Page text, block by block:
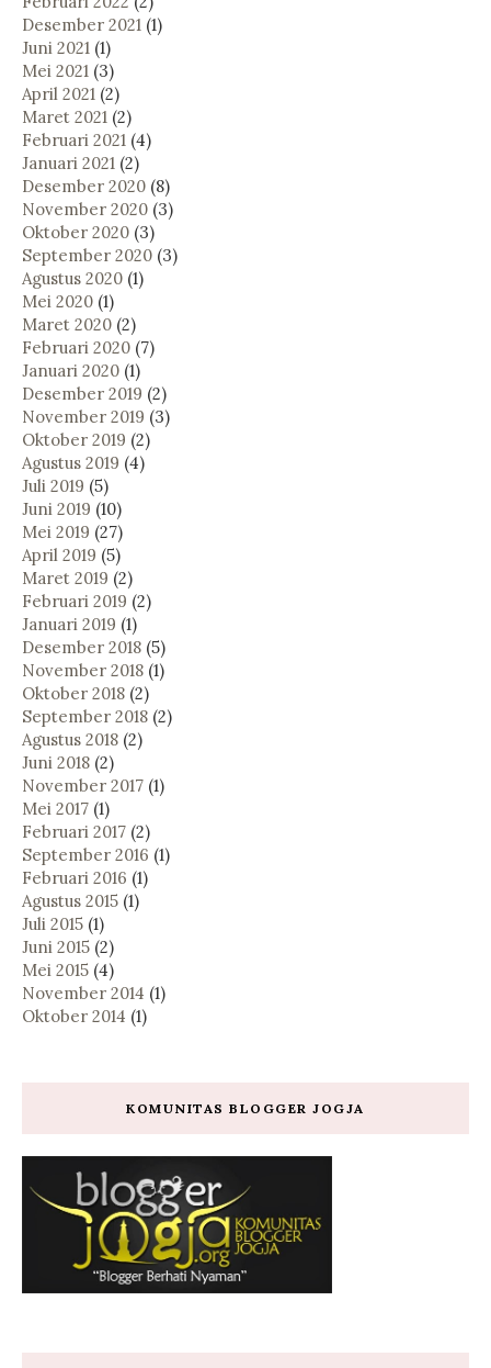
Desember 2021 (1)
Juni 2021 (1)
Mei 2021 (3)
April 2021 (2)
Maret 2021 (2)
Februari 2021 (4)
Januari 2021 (2)
Desember 2020 (8)
November 2020 (3)
Oktober 2020 (3)
September 2020 (3)
Agustus 2020 (1)
Mei 2020 (1)
Maret 2020 (2)
Februari 2020 (7)
Januari 2020 (1)
Desember 2019 (2)
November 2019 (3)
Oktober 2019 (2)
Agustus 2019 (4)
Juli 2019 (5)
Juni 2019 (10)
Mei 2019 (27)
April 2019 (5)
Maret 2019 (2)
Februari 2019 (2)
Januari 2019 (1)
Desember 2018 (5)
November 2018 (1)
Oktober 2018 (2)
September 2018 (2)
Agustus 2018 (2)
Juni 2018 (2)
November 2017 (1)
Mei 2017 (1)
Februari 2017 (2)
September 2016 (1)
Februari 2016 (1)
Agustus 2015 (1)
Juli 2015 (1)
Juni 2015 (2)
Mei 2015 (4)
November 2014 (1)
Oktober 2014 (1)
KOMUNITAS BLOGGER JOGJA